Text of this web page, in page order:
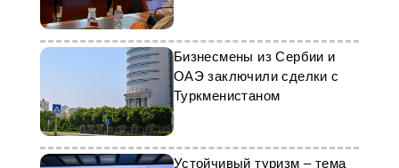
решениями
Бизнесмены из Сербии и
ОАЭ заключили сделки с
Туркменистаном
Устойчивый туризм – тема